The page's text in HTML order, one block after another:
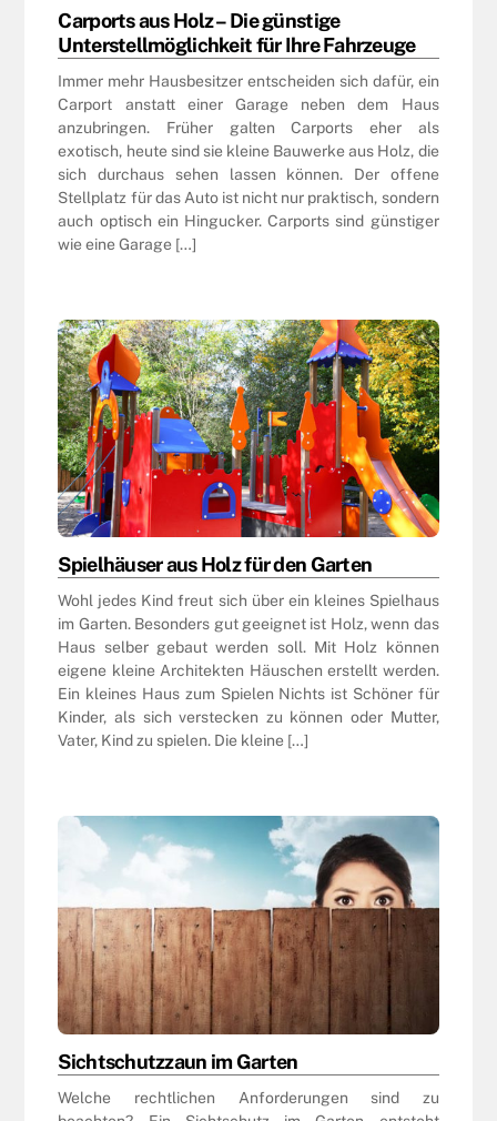
Carports aus Holz – Die günstige
Unterstellmöglichkeit für Ihre Fahrzeuge
Immer mehr Hausbesitzer entscheiden sich dafür, ein
Carport anstatt einer Garage neben dem Haus
anzubringen. Früher galten Carports eher als
exotisch, heute sind sie kleine Bauwerke aus Holz, die
sich durchaus sehen lassen können. Der offene
Stellplatz für das Auto ist nicht nur praktisch, sondern
auch optisch ein Hingucker. Carports sind günstiger
wie eine Garage […]
Spielhäuser aus Holz für den Garten
Wohl jedes Kind freut sich über ein kleines Spielhaus
im Garten. Besonders gut geeignet ist Holz, wenn das
Haus selber gebaut werden soll. Mit Holz können
eigene kleine Architekten Häuschen erstellt werden.
Ein kleines Haus zum Spielen Nichts ist Schöner für
Kinder, als sich verstecken zu können oder Mutter,
Vater, Kind zu spielen. Die kleine […]
Sichtschutzzaun im Garten
Welche rechtlichen Anforderungen sind zu